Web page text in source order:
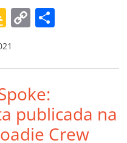
m
G
o
o
gl
e
Cl
a
C
y
Li
n
k
p
til
h
publicada na
Crew